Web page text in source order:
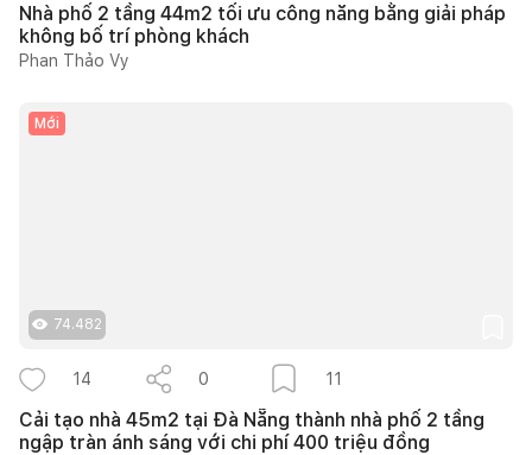
Nhà phố 2 tầng 44m2 tối ưu công năng bằng giải pháp
không bố trí phòng khách
Phan Thảo Vy
Mới
74.482
14 0 11
Cải tạo nhà 45m2 tại Đà Nẵng thành nhà phố 2 tầng
ngập tràn ánh sáng với chi phí 400 triệu đồng